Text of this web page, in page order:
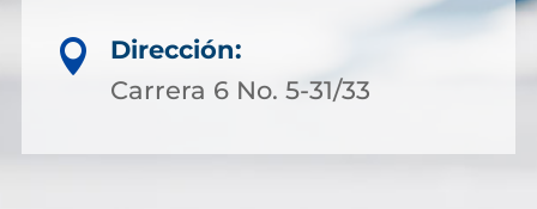

Dirección:
Carrera 6 No. 5-31/33